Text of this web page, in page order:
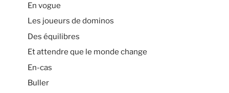
En vogue
Les joueurs de dominos
Des équilibres
Et attendre que le monde change
En-cas
Buller